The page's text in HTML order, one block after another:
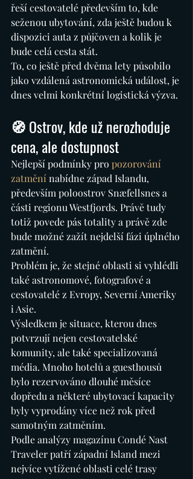
řeší cestovatelé především to, kde
seženou ubytování, zda ještě budou k
dispozici auta z půjčoven a kolik je
bude celá cesta stát.
To, co ještě před dvěma lety působilo
jako vzdálená astronomická událost, je
dnes velmi konkrétní logistická výzva.
🧭 Ostrov, kde už nerozhoduje
cena, ale dostupnost
Nejlepší podmínky pro pozorování
zatmění nabídne západ Islandu,
především poloostrov Snæfellsnes a
části regionu Westfjords. Právě tudy
totiž povede pás totality a právě zde
bude možné zažít nejdelší fázi úplného
zatmění.
Problém je, že stejné oblasti si vyhlédli
také astronomové, fotografové a
cestovatelé z Evropy, Severní Ameriky
i Asie.
Výsledkem je situace, kterou dnes
potvrzují nejen cestovatelské
komunity, ale také specializovaná
média. Mnoho hotelů a guesthousů
bylo rezervováno dlouhé měsíce
dopředu a některé ubytovací kapacity
byly vyprodány více než rok před
samotným zatměním.
Podle analýzy magazínu Condé Nast
Traveler patří západní Island mezi
nejvíce vytížené oblasti celé trasy